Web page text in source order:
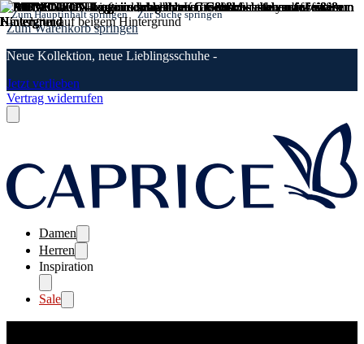
Zum Hauptinhalt springen Zur Suche springen
Zum Warenkorb springen
Neue Kollektion, neue Lieblingsschuhe -
Jetzt verlieben
Vertrag widerrufen
Damen
Herren
Inspiration
Sale